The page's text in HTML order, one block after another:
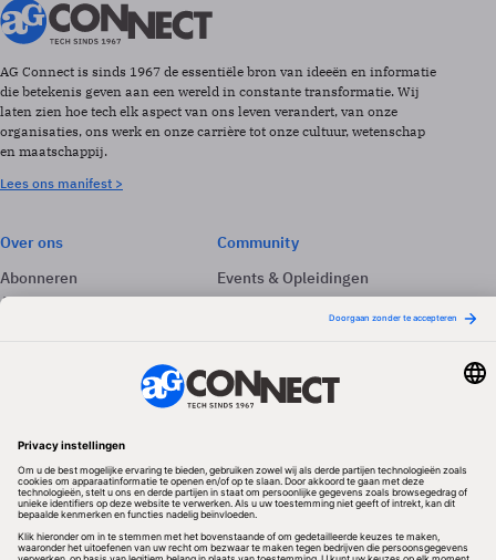
AG Connect is sinds 1967 de essentiële bron van ideeën en informatie
die betekenis geven aan een wereld in constante transformatie. Wij
laten zien hoe tech elk aspect van ons leven verandert, van onze
organisaties, ons werk en onze carrière tot onze cultuur, wetenschap
en maatschappij.
Lees ons manifest >
Over ons
Abonneren
Adverteren
Community
Events & Opleidingen
Nieuwsbrieven
Volg ons
Redactionele partner